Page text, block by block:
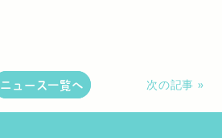
ニュース一覧へ 次の記事 »